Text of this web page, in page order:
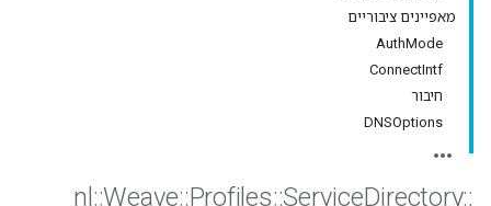
מאפיינים ציבוריים
AuthMode
ConnectIntf
חיבור
DNSOptions
nl ::Weave::Profiles::ServiceDirectory::